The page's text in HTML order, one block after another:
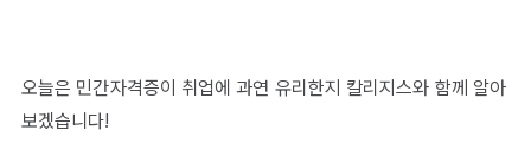
오늘은 민간자격증이 취업에 과연 유리한지 칼리지스와 함께 알아
보겠습니다!